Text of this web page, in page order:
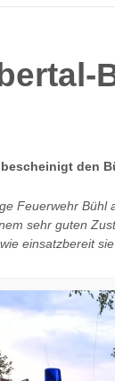
den
Feuerwehr Bühl
sehr guten
einsatzbereit